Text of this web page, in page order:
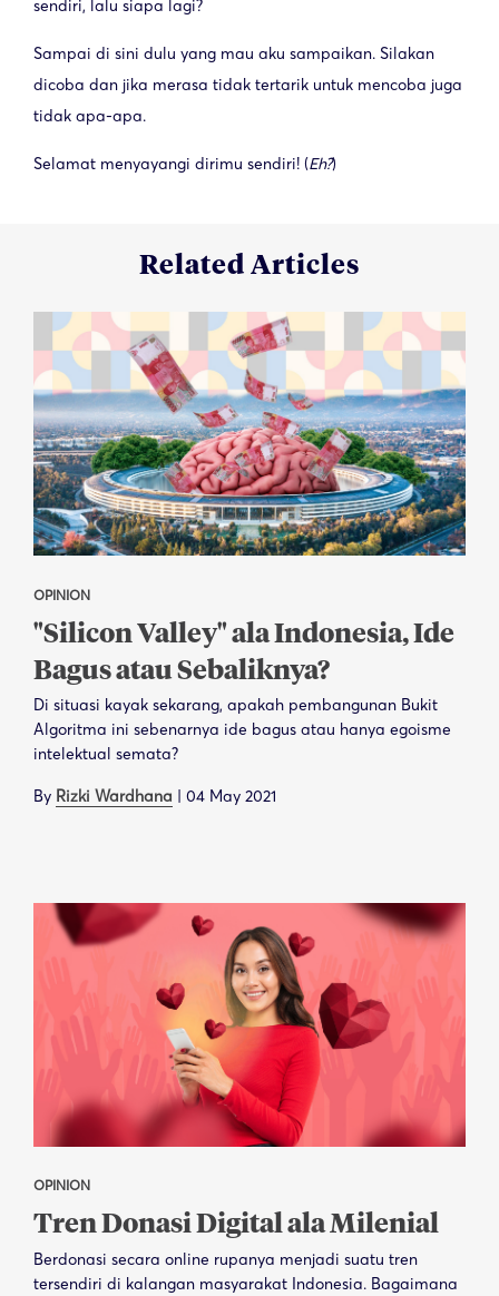
sendiri, lalu siapa lagi?
Sampai di sini dulu yang mau aku sampaikan. Silakan
dicoba dan jika merasa tidak tertarik untuk mencoba juga
tidak apa-apa.
Selamat menyayangi dirimu sendiri! (Eh?)
Related Articles
OPINION
"Silicon Valley" ala Indonesia, Ide
Bagus atau Sebaliknya?
Di situasi kayak sekarang, apakah pembangunan Bukit
Algoritma ini sebenarnya ide bagus atau hanya egoisme
intelektual semata?
By Rizki Wardhana | 04 May 2021
OPINION
Tren Donasi Digital ala Milenial
Berdonasi secara online rupanya menjadi suatu tren
tersendiri di kalangan masyarakat Indonesia. Bagaimana